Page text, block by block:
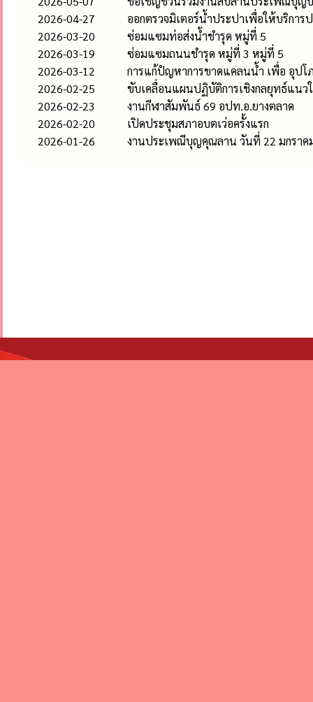
2026-04-27
ออกตรวจมิเตอร์น้ำประปาเพื่อให้บริการ
2026-03-20
ซ่อมแซมท่อส่งน้ำชำรุด หมู่ที่ 5
2026-03-19
ซ่อมแซมถนนชำรุด หมู่ที่ 3 หมู่ที่ 5
2026-03-12
การแก้ปํญหาการขาดแคลนน้ำ เพื่อ อุปโ
2026-02-25
ขับเคลื่อนแผนปฏิบัติการเชิงกลยุทธ์แนวใ
2026-02-23
งานกีฬาสัมพันธ์ 69 อปท.อ.ยางตลาด
2026-02-20
เปิดประชุมสภาอบตเว่อครั้งแรก
2026-01-26
งานประเพณีบุญคุณลาน วันที่ 22 มกราค